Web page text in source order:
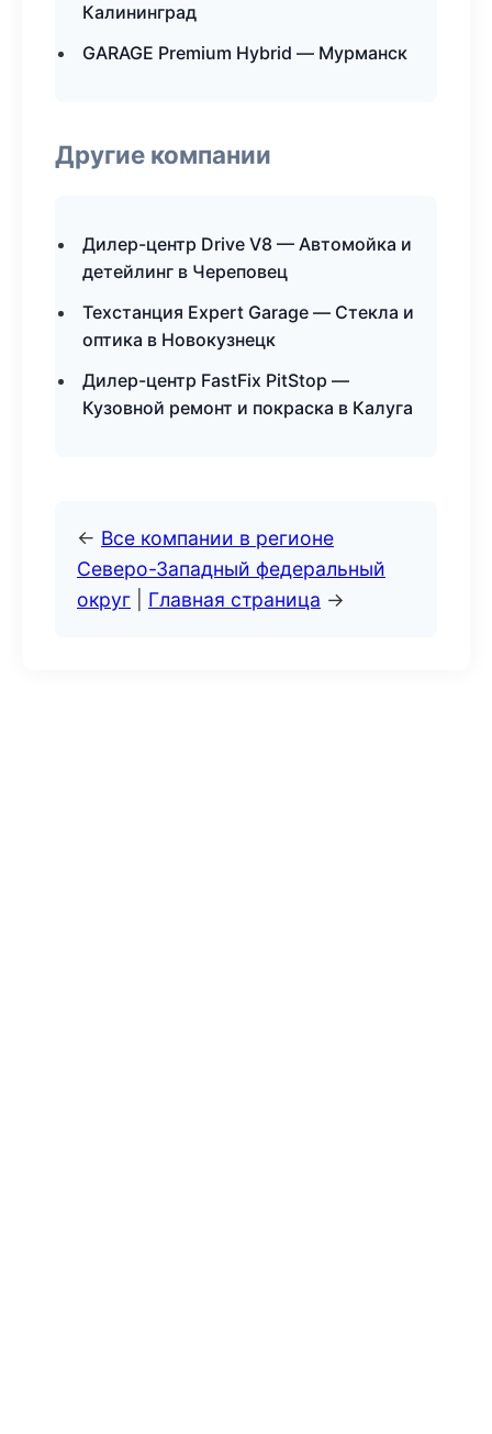
Калининград
GARAGE Premium Hybrid — Мурманск
Другие компании
Дилер-центр Drive V8 — Автомойка и
детейлинг в Череповец
Техстанция Expert Garage — Стекла и
оптика в Новокузнецк
Дилер-центр FastFix PitStop —
Кузовной ремонт и покраска в Калуга
← Все компании в регионе
Северо-Западный федеральный
округ
Главная страница →